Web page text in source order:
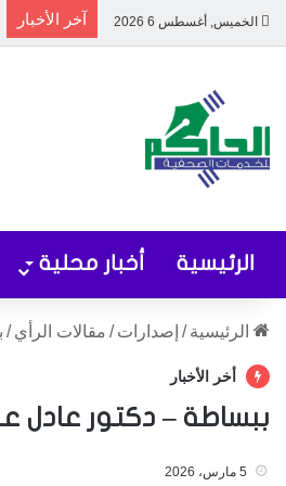
الخميس, أغسطس 6 2026 آخر الأخبار
الرئيسية أخبار محلية
الرئيسية / إصدارات / مقالات الرأي /
أخر الأخبار
ببساطة – دكتور عادل
5 مارس، 2026